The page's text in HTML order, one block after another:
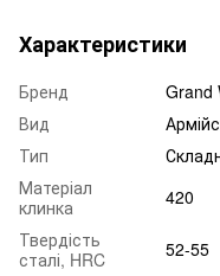
Характеристики
Бренд
Grand
Вид
Тип
Матеріал
клинка
420
Твердість
сталі, HRC
52-55